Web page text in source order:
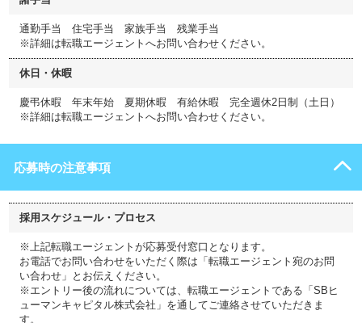
通勤手当 住宅手当 家族手当 残業手当
※詳細は転職エージェントへお問い合わせください。
休日・休暇
慶弔休暇 年末年始 夏期休暇 有給休暇 完全週休2日制（土日）
※詳細は転職エージェントへお問い合わせください。
応募時の注意事項
採用スケジュール・プロセス
※上記転職エージェントが応募受付窓口となります。
お電話でお問い合わせをいただく際は「転職エージェント宛のお問
い合わせ」とお伝えください。
※エントリー後の流れについては、転職エージェントである「SBヒ
ューマンキャピタル株式会社」を通してご連絡させていただきま
す。